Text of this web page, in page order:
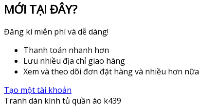
MỚI TẠI ĐÂY?
Đăng kí miễn phí và dễ dàng!
Thanh toán nhanh hơn
Lưu nhiều địa chỉ giao hàng
Xem và theo dõi đơn đặt hàng và nhiều hơn nữa
Tạo một tài khoản
Tranh dán kính tủ quần áo k439